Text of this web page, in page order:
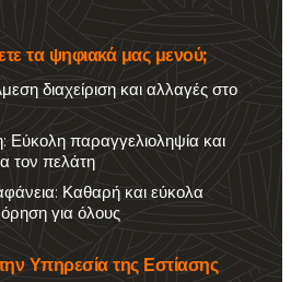
τα ψηφιακά μας μενού;
διαχείριση και αλλαγές στο
Εύκολη παραγγελιοληψία και
τον πελάτη
Καθαρή και εύκολα
για όλους
Υπηρεσία της Εστίασης